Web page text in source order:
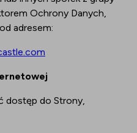
Ochrony Danych,
adresem:
dostęp do Strony,